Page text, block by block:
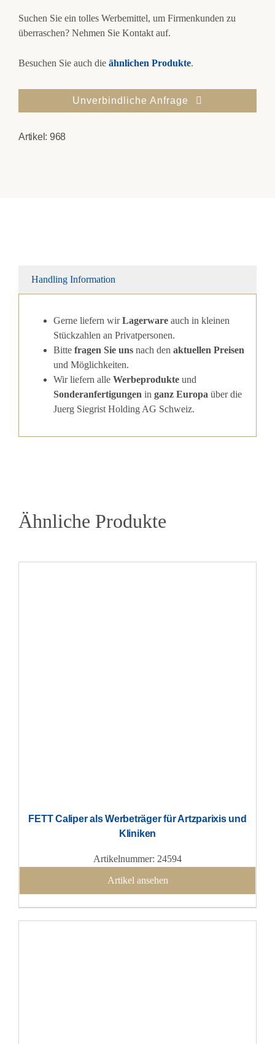
Suchen Sie ein tolles Werbemittel, um Firmenkunden zu
überraschen? Nehmen Sie Kontakt auf.
Besuchen Sie auch die ähnlichen Produkte.
Unverbindliche Anfrage
Artikel: 968
Handling Information
Gerne liefern wirLagerwareauch in kleinen
Stückzahlen an Privatpersonen.
Bitte fragen Sie unsnach denaktuellen Preisen
und Möglichkeiten.
Wir liefern alle Werbeprodukteund
Sonderanfertigungenin ganz Europa über die
Juerg Siegrist Holding AG Schweiz.
Ähnliche Produkte
FETT Caliper als Werbeträger für Artzparixis und
Kliniken
Artikelnummer: 24594
Artikel ansehen